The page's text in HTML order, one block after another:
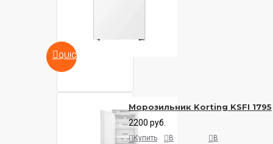
QUICKVIEW
Морозильник Korting KSFI 1795
2200 руб.
Купить
В
В